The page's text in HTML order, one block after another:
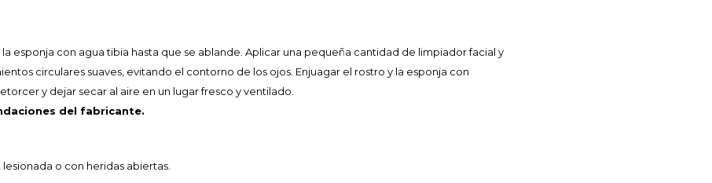
esponja con agua tibia hasta que se ablande. Aplicar una pequeña cantidad de limpiador facial y
circulares suaves, evitando el contorno de los ojos. Enjuagar el rostro y la esponja con
y dejar secar al aire en un lugar fresco y ventilado.
del fabricante.
o con heridas abiertas.